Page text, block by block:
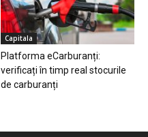
Capitala
Platforma eCarburanți:
verificați în timp real stocurile
de carburanți